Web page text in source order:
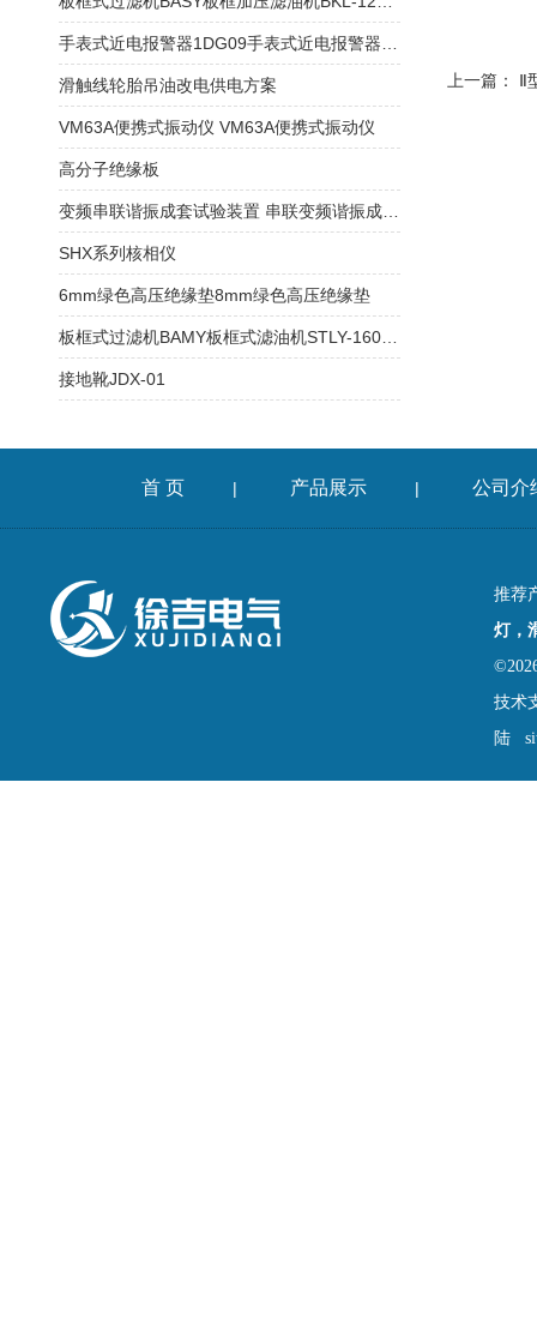
上一篇： Ⅱ
滑触线轮胎吊油改电供电方案
VM63A便携式振动仪 VM63A便携式振动仪
高分子绝缘板
SHX系列核相仪
6mm绿色高压绝缘垫8mm绿色高压绝缘垫
接地靴JDX-01
首 页 | 产品展示 | 公司介
推荐
灯，
技术
陆